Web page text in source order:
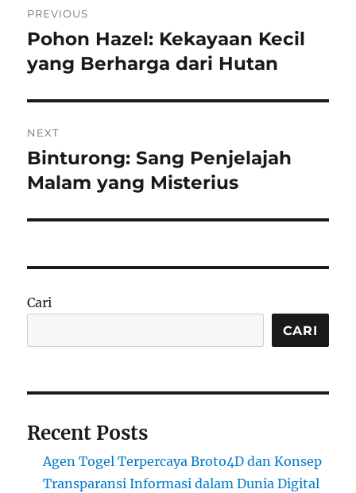
pos
PREVIOUS
Previous
post:
Pohon Hazel: Kekayaan Kecil
yang Berharga dari Hutan
NEXT
Next
post:
Binturong: Sang Penjelajah
Malam yang Misterius
Cari
CARI
Recent Posts
Agen Togel Terpercaya Broto4D dan Konsep
Transparansi Informasi dalam Dunia Digital